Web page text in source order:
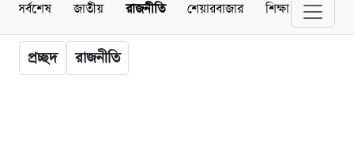
সর্বশেষ জাতীয় রাজনীতি শেয়ারবাজার শিক্ষা
প্রচ্ছদ রাজনীতি